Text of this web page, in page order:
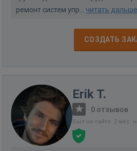
ремонт систем упр... читать дальше
СОЗДАТЬ
Erik T.
· 0 отзывов
Был на сайте: 2 мес.